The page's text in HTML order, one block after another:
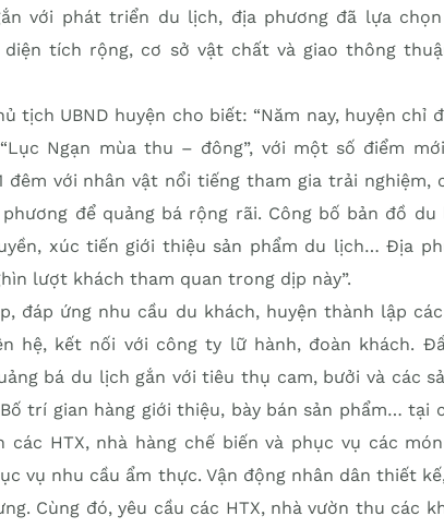
với phát triển du lịch, địa phương đã lựa
diện tích rộng, cơ sở vật chất và giao thông
tịch UBND huyện cho biết: “Năm nay, huyện chỉ
Ngạn mùa thu – đông”, với một số điểm
đêm với nhân vật nổi tiếng tham gia trải nghiệm,
để quảng bá rộng rãi. Công bố bản đồ du
xúc tiến giới thiệu sản phẩm du lịch… Địa
lượt khách tham quan trong dịp này”.
đáp ứng nhu cầu du khách, huyện thành lập
hệ, kết nối với công ty lữ hành, đoàn khách.
bá du lịch gắn với tiêu thụ cam, bưởi và các
trí gian hàng giới thiệu, bày bán sản phẩm… tại
các HTX, nhà hàng chế biến và phục vụ các
vụ nhu cầu ẩm thực. Vận động nhân dân thiết
Cùng đó, yêu cầu các HTX, nhà vườn thu các